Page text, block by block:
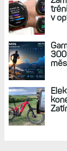
AKTUÁLNĚ